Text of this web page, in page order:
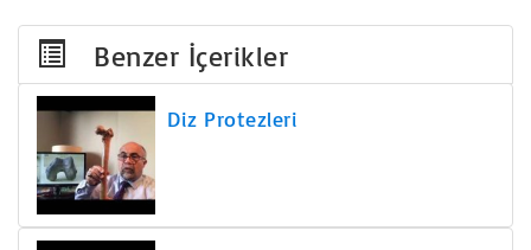
Benzer İçerikler
Diz Protezleri